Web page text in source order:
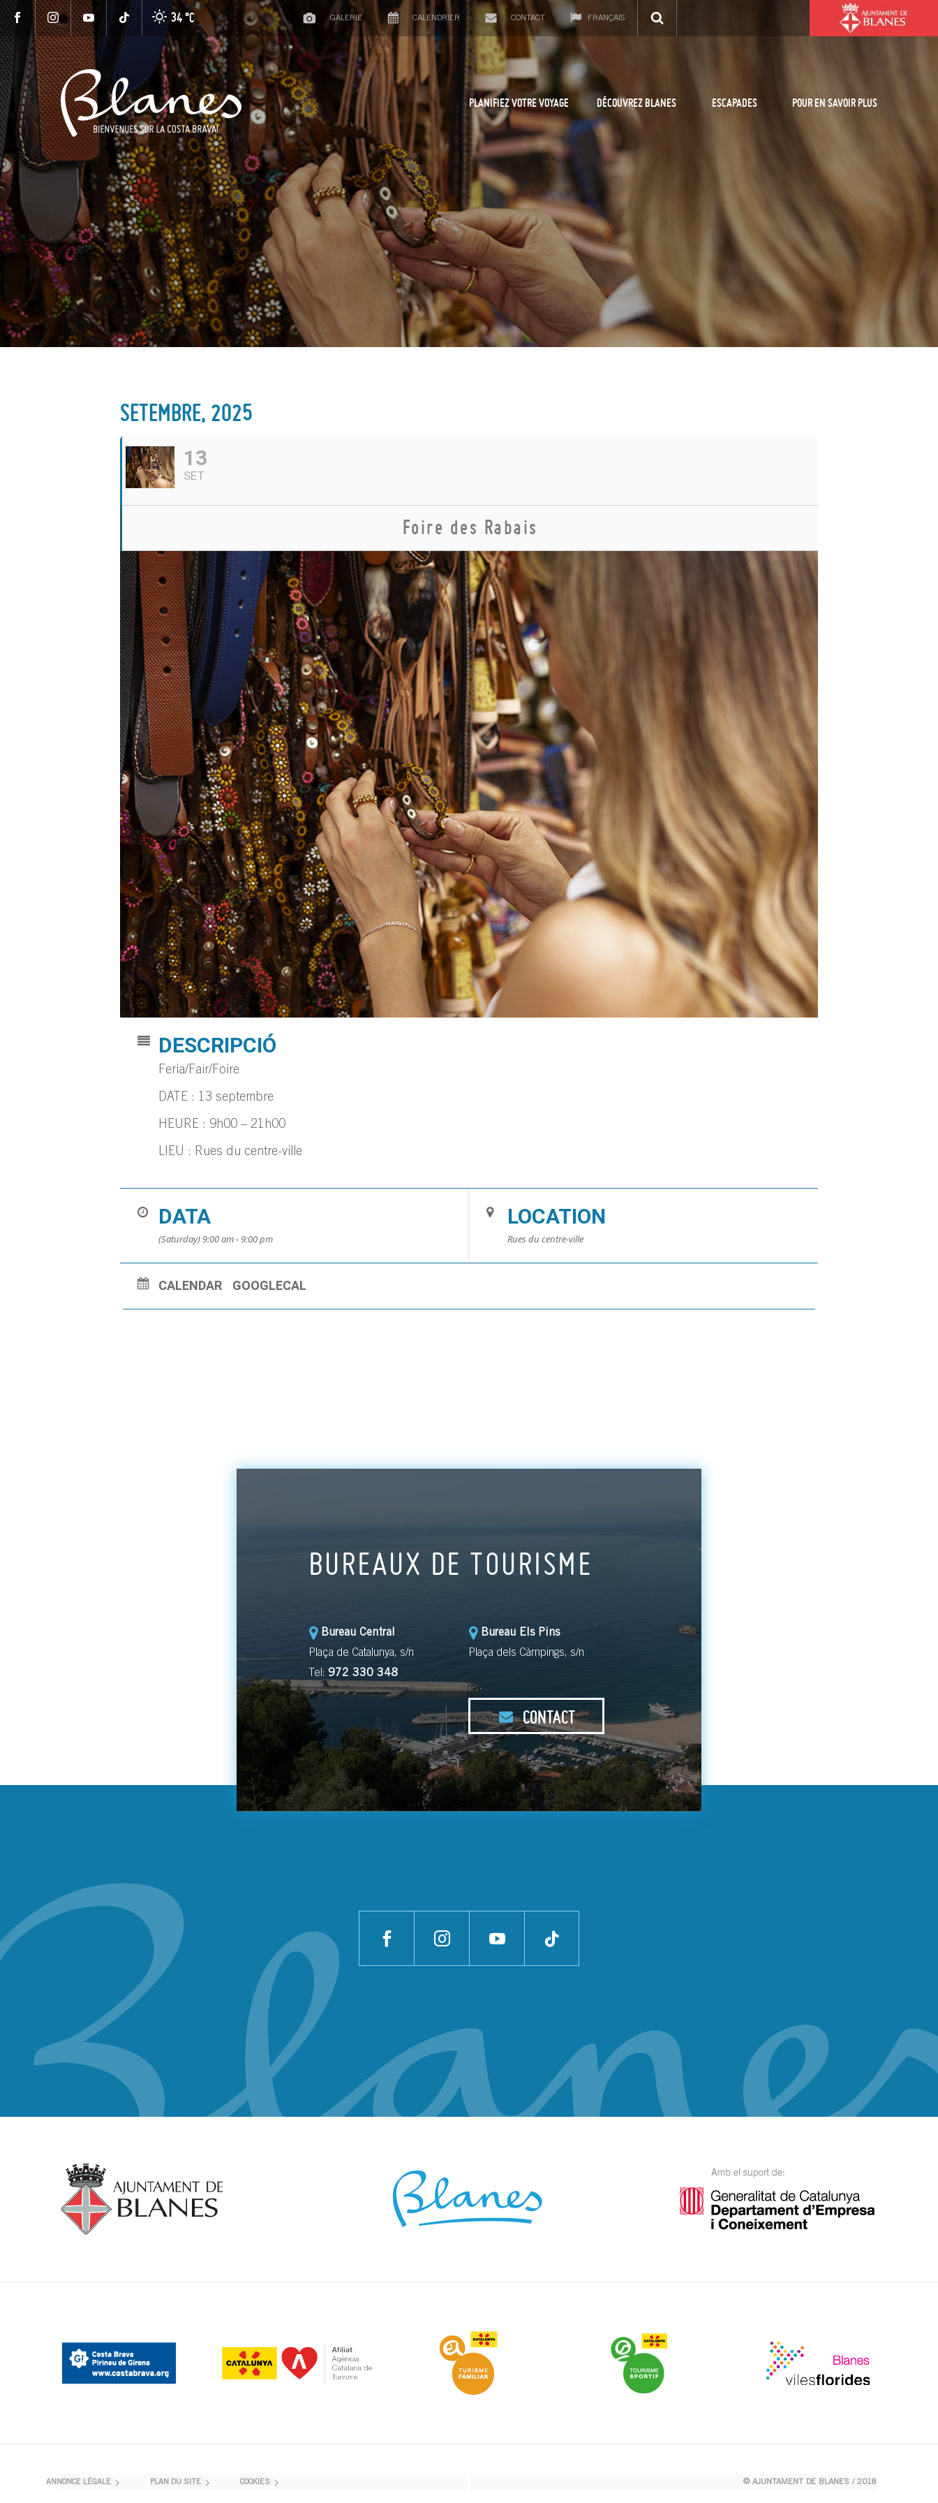
34 °C GALERIE CALENDRIER CONTACT FRANÇAIS
PLANIFIEZ VOTRE VOYAGE DÉCOUVREZ BLANES ESCAPADES POUR EN SAVOIR PLUS
SETEMBRE, 2025
13
SET
Foire des Rabais
DESCRIPCIÓ
Feria/Fair/Foire
DATE : 13 septembre
HEURE : 9h00 – 21h00
LIEU : Rues du centre-ville
DATA
(Saturday) 9:00 am - 9:00 pm
LOCATION
Rues du centre-ville
CALENDAR GOOGLECAL
BUREAUX DE TOURISME
Bureau Central
Plaça de Catalunya, s/n
Tel: 972 330 348
Bureau Els Pins
Plaça dels Càmpings, s/n
CONTACT
ANNONCE LÉGALE PLAN DU SITE COOKIES © AJUNTAMENT DE BLANES / 2018